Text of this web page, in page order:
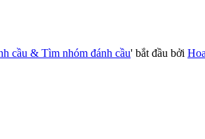
cầu & Tìm nhóm đánh cầu' bắt đầu bởi